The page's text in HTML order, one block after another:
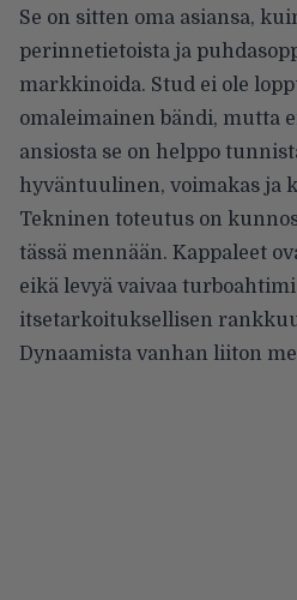
Se on sitten oma asiansa,
perinnetietoista ja
markkinoida. Stud ei ole
omaleimainen bändi, mutta
ansiosta se on helppo
hyväntuulinen, voimakas ja
Tekninen toteutus on
tässä mennään. Kappaleet
eikä levyä vaivaa
itsetarkoituksellisen
Dynaamista vanhan liiton